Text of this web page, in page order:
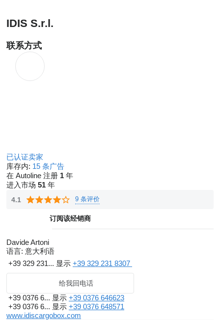
IDIS S.r.l.
联系方式
已认证卖家
库存内: 15 条广告
在 Autoline 注册 1 年
进入市场 51 年
4.1 9 条评价
订阅该经销商
Davide Artoni
语言: 意大利语
+39 329 231... 显示 +39 329 231 8307
给我回电话
+39 0376 6... 显示 +39 0376 646623
+39 0376 6... 显示 +39 0376 648571
www.idiscargobox.com